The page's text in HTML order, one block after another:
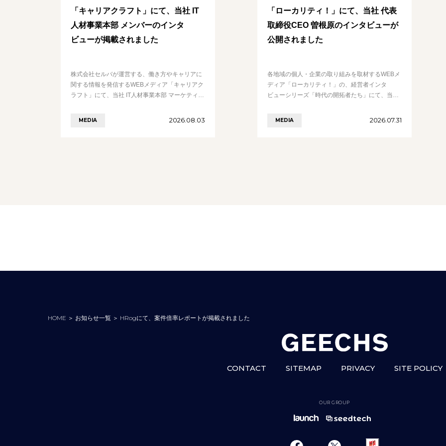
「キャリアクラフト」にて、当社 IT
人材事業本部 メンバーのインタ
ビューが掲載されました
株式会社セルバが運営する、働き方やキャリアに
関する情報を発信するWEBメディア「キャリアク
ラフト」にて、当社 IT人材事業本部 マーケティン
MEDIA 2026.08.03
「ローカリティ！」にて、当社 代表
取締役CEO 曽根原のインタビューが
公開されました
各地域の個人・企業の取り組みを取材するWEBメ
ディア「ローカリティ！」の、経営者インタ
ビューシリーズ「時代の開拓者たち」にて、当社
MEDIA 2026.07.31
HOME ＞ お知らせ一覧 ＞ HRogにて、案件倍率レポートが掲載されました
CONTACT SITEMAP PRIVACY SITE POLICY
OUR GROUP